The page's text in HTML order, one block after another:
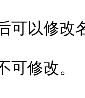
以修改
修改。